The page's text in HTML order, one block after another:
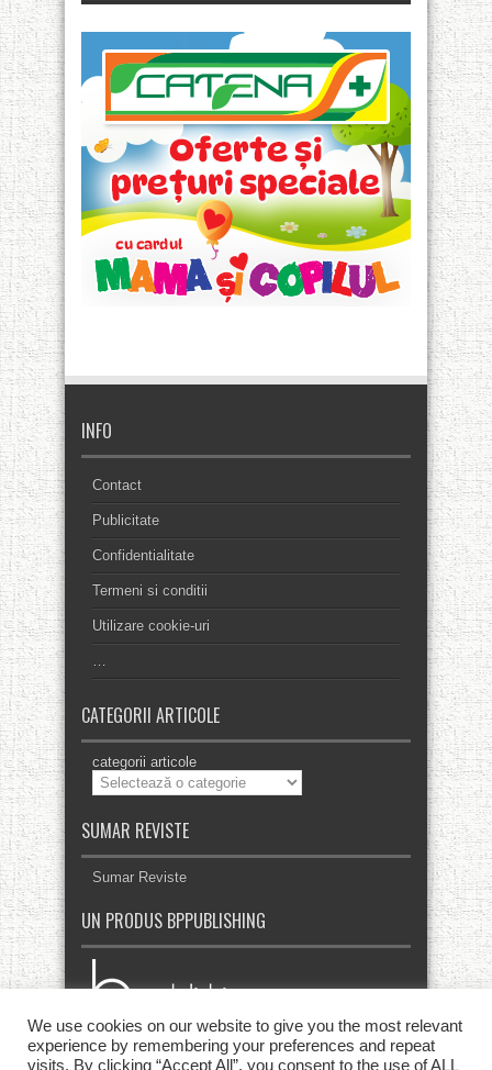
INFO
Contact
Publicitate
Confidentialitate
Termeni si conditii
Utilizare cookie-uri
…
CATEGORII ARTICOLE
categorii articole
SUMAR REVISTE
Sumar Reviste
UN PRODUS BPPUBLISHING
We use cookies on our website to give you the most relevant
experience by remembering your preferences and repeat
visits. By clicking “Accept All”, you consent to the use of ALL